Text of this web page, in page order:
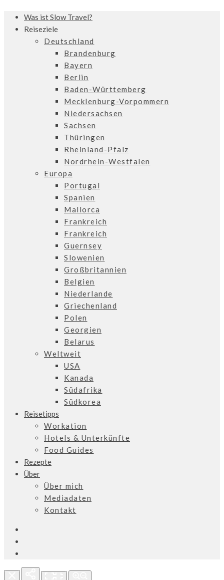
Was ist Slow Travel?
Reiseziele
Deutschland
Brandenburg
Bayern
Berlin
Baden-Württemberg
Mecklenburg-Vorpommern
Niedersachsen
Sachsen
Thüringen
Rheinland-Pfalz
Nordrhein-Westfalen
Europa
Portugal
Spanien
Mallorca
Frankreich
Frankreich
Guernsey
Slowenien
Großbritannien
Belgien
Niederlande
Griechenland
Polen
Georgien
Belarus
Weltweit
USA
Kanada
Südafrika
Südkorea
Reisetipps
Workation
Hotels & Unterkünfte
Food Guides
Rezepte
Über
Über mich
Mediadaten
Kontakt